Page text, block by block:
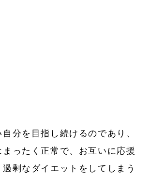
分を目指し続けるのであり、
ったく正常で、お互いに応援
剰なダイエットをしてしまう